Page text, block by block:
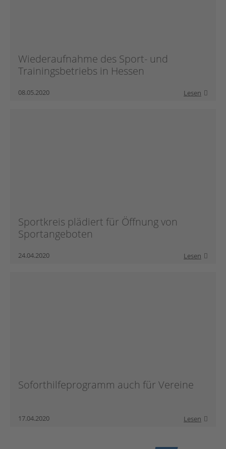
Wiederaufnahme des Sport- und
Trainingsbetriebs in Hessen
08.05.2020 Lesen
Sportkreis plädiert für Öffnung von
Sportangeboten
24.04.2020 Lesen
Soforthilfeprogramm auch für Vereine
17.04.2020 Lesen